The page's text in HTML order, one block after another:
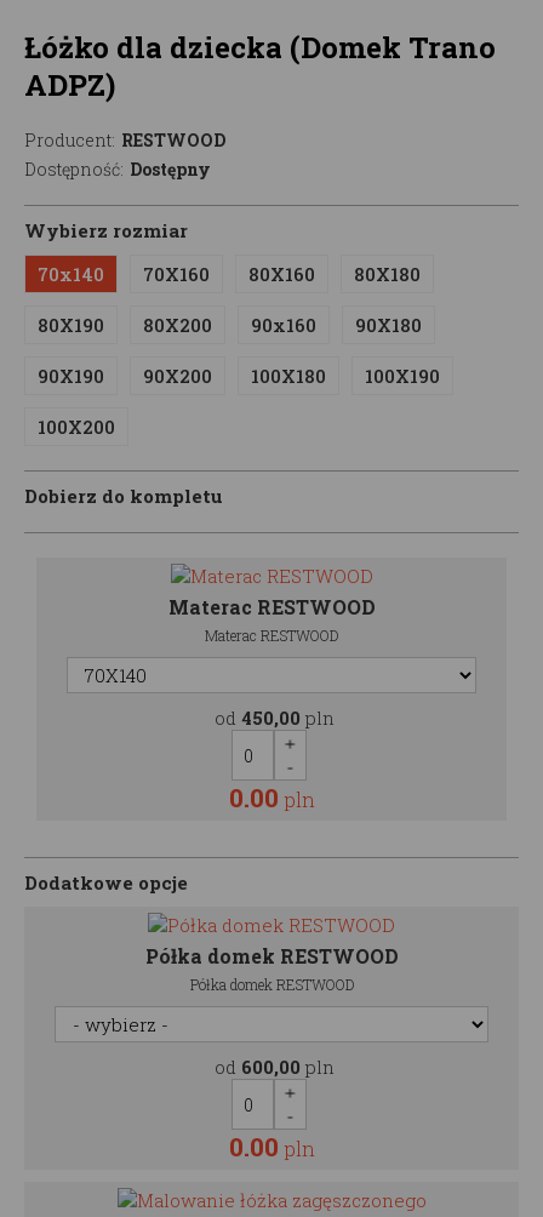
Łóżko dla dziecka (Domek Trano
ADPZ)
Producent: RESTWOOD
Dostępność: Dostępny
Wybierz rozmiar
70x140
70X160 80X160 80X180
80X190 80X200 90x160 90X180
90X190 90X200 100X180 100X190
100X200
Dobierz do kompletu
Materac RESTWOOD
Materac RESTWOOD
od 450,00 pln
0.00 pln
Dodatkowe opcje
Półka domek RESTWOOD
Półka domek RESTWOOD
od 600,00 pln
0.00 pln